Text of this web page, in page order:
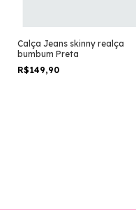
Calça Jeans skinny realça
bumbum Preta
R$149,90